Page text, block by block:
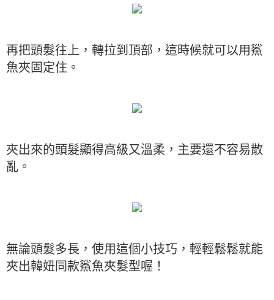
再把頭髮往上，轉拉到頂部，這時候就可以用鯊
魚夾固定住。
夾出來的頭髮顯得高級又溫柔，主要還不容易散
亂。
無論頭髮多長，使用這個小技巧，輕輕鬆鬆就能
夾出韓妞同款鯊魚夾髮型喔！